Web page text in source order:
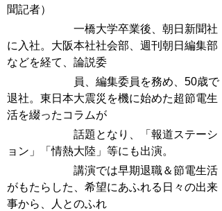
聞記者）
一橋大学卒業後、朝日新聞社
に入社。大阪本社社会部、週刊朝日編集部
などを経て、論説委
員、編集委員を務め、50歳で
退社。東日本大震災を機に始めた超節電生
活を綴ったコラムが
話題となり、「報道ステーシ
ョン」「情熱大陸」等にも出演。
講演では早期退職＆節電生活
がもたらした、希望にあふれる日々の出来
事から、人とのふれ